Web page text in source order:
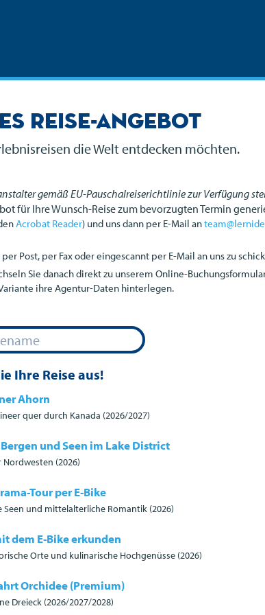
Reise-Angebot
die Welt entdecken möchten.
gemäß EU-Pauschalreiserichtlinie zur Verfügung
für Ihre Wunsch-Reise zum bevorzugten Termin
Acrobat Reader) und uns dann per E-Mail an
Post, per Fax oder eingescannt per E-Mail an uns zu
Sie danach direkt zu unserem Online-
ihre Agentur-Daten hinterlegen.
Ihre Reise aus!
Ahorn
quer durch Kanada (2026/2027)
und Seen im Lake District
(2026)
Tour per E-Bike
und mittelalterliche Romantik (2026)
dem E-Bike erkunden
Orte und kulinarische Hochgenüsse (2026)
Orchidee (Premium)
Dreieck (2026/2027/2028)